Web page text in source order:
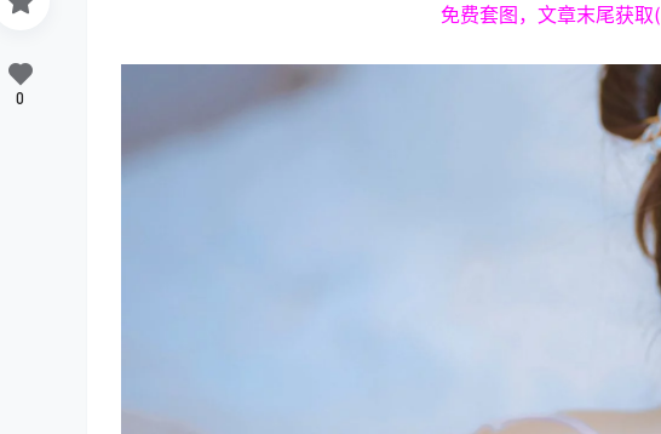
免费套图，文章末尾获取(
0